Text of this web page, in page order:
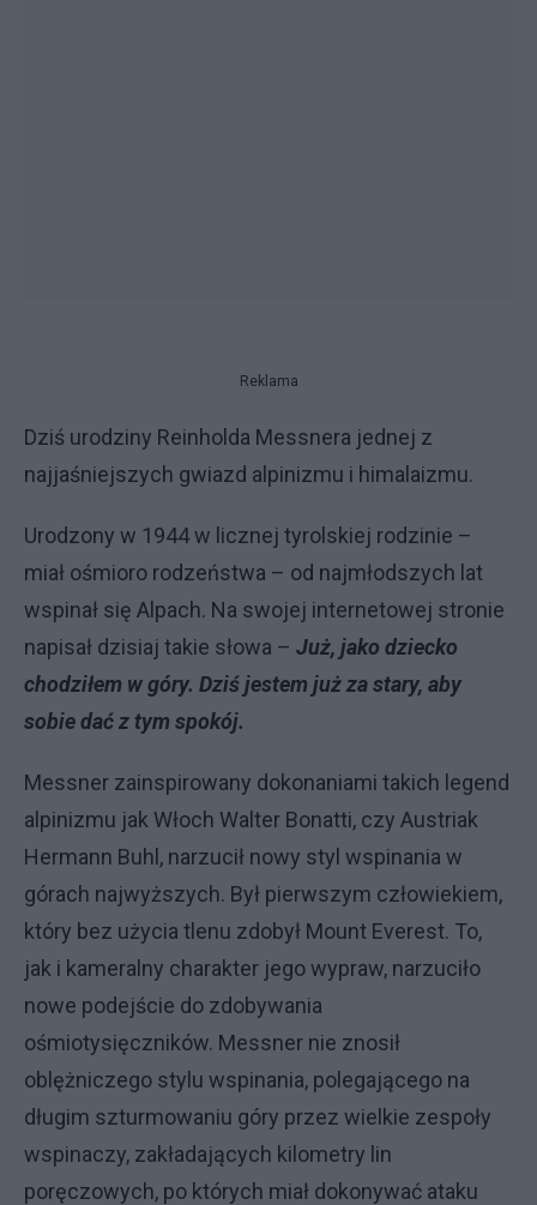
Reklama
Dziś urodziny Reinholda Messnera jednej z
najjaśniejszych gwiazd alpinizmu i himalaizmu.
Urodzony w 1944 w licznej tyrolskiej rodzinie –
miał ośmioro rodzeństwa – od najmłodszych lat
wspinał się Alpach. Na swojej internetowej stronie
napisał dzisiaj takie słowa – Już, jako dziecko
chodziłem w góry. Dziś jestem już za stary, aby
sobie dać z tym spokój.
Messner zainspirowany dokonaniami takich legend
alpinizmu jak Włoch Walter Bonatti, czy Austriak
Hermann Buhl, narzucił nowy styl wspinania w
górach najwyższych. Był pierwszym człowiekiem,
który bez użycia tlenu zdobył Mount Everest. To,
jak i kameralny charakter jego wypraw, narzuciło
nowe podejście do zdobywania
ośmiotysięczników. Messner nie znosił
oblężniczego stylu wspinania, polegającego na
długim szturmowaniu góry przez wielkie zespoły
wspinaczy, zakładających kilometry lin
poręczowych, po których miał dokonywać ataku